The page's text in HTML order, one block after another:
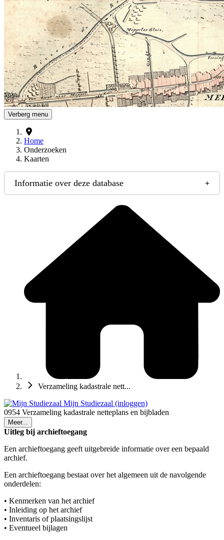
Verberg menu
Home
Onderzoeken
Kaarten
Informatie over deze database
Verzameling kadastrale nett...
Mijn Studiezaal (inloggen)
0954 Verzameling kadastrale netteplans en bijbladen
Meer...
Uitleg bij archieftoegang
Een archieftoegang geeft uitgebreide informatie over een bepaald
archief.
Een archieftoegang bestaat over het algemeen uit de navolgende
onderdelen:
• Kenmerken van het archief
• Inleiding op het archief
• Inventaris of plaatsingslijst
• Eventueel bijlagen